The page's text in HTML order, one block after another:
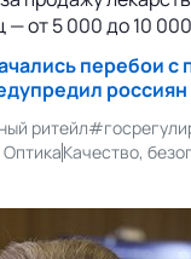
от 5 000 до 10
перебои
ритейл
Качество,